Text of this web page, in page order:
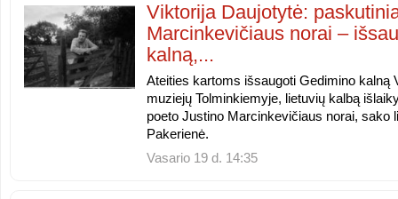
Viktorija Daujotytė:
Marcinkevičiaus norai –
kalną,...
Ateities kartoms išsaugoti Gedimino kalną
muziejų Tolminkiemyje, lietuvių kalbą
poeto Justino Marcinkevičiaus norai, sako
Pakerienė.
Vasario 19 d. 14:35